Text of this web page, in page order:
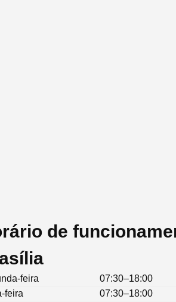
de
feira
07:30–18:00
feira
07:30–18:00